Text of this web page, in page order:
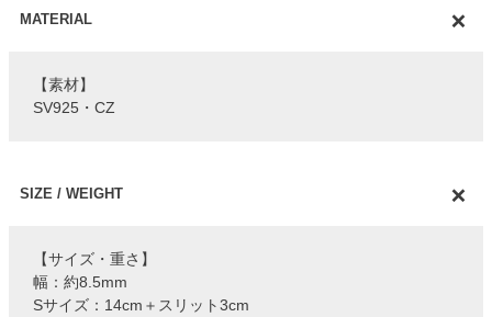
MATERIAL
【素材】
SV925・CZ
SIZE / WEIGHT
【サイズ・重さ】
幅：約8.5mm
Sサイズ：14cm＋スリット3cm